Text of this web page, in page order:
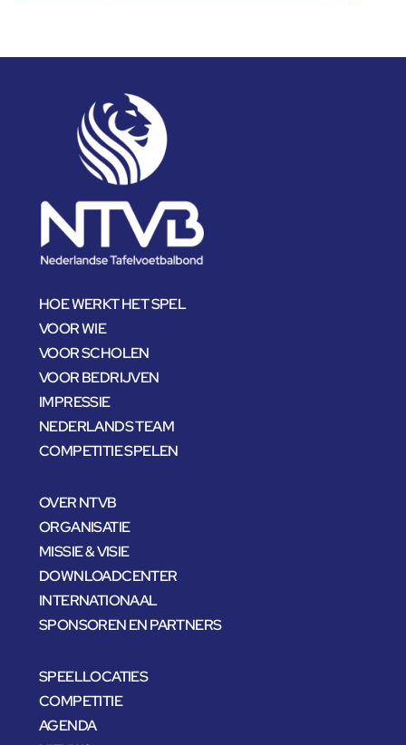
HOE WERKT HET SPEL
VOOR WIE
VOOR SCHOLEN
VOOR BEDRIJVEN
IMPRESSIE
NEDERLANDS TEAM
COMPETITIE SPELEN
OVER NTVB
ORGANISATIE
MISSIE & VISIE
DOWNLOADCENTER
INTERNATIONAAL
SPONSOREN EN PARTNERS
SPEELLOCATIES
COMPETITIE
AGENDA